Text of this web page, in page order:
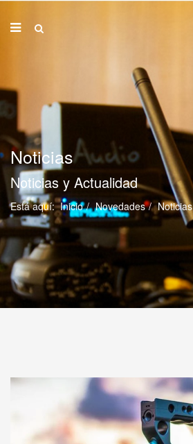
Noticias
Noticias y Actualidad
Está aquí:Inicio Novedades Noticias